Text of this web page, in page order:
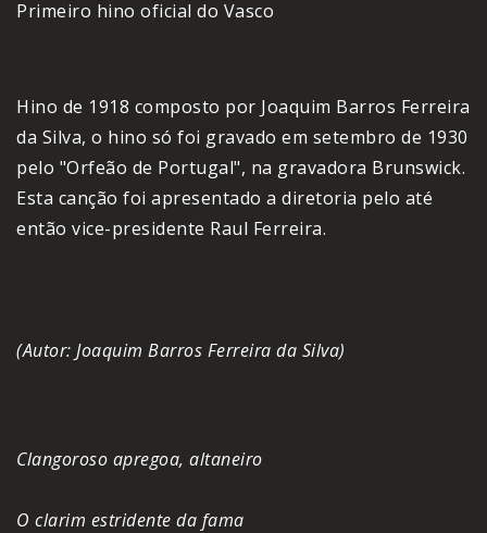
Primeiro hino oficial do Vasco
Hino de 1918 composto por Joaquim Barros Ferreira
da Silva, o hino só foi gravado em setembro de 1930
pelo "Orfeão de Portugal", na gravadora Brunswick.
Esta canção foi apresentado a diretoria pelo até
então vice-presidente Raul Ferreira.
(Autor: Joaquim Barros Ferreira da Silva)
Clangoroso apregoa, altaneiro
O clarim estridente da fama